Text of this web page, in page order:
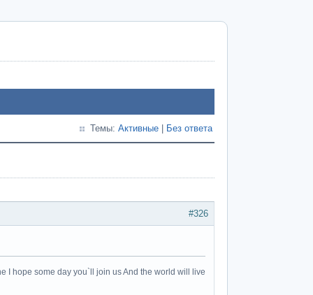
Темы: Активные Без ответа
#326
I hope some day you`ll join us And the world will live